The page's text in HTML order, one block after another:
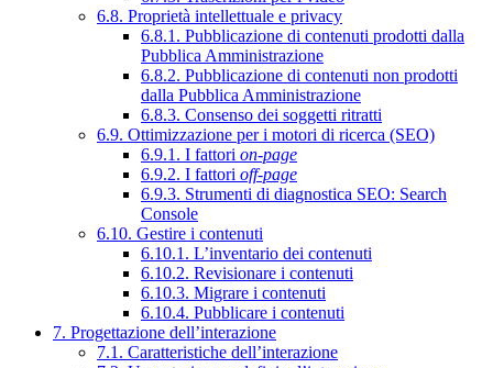
6.8. Proprietà intellettuale e privacy
6.8.1. Pubblicazione di contenuti prodotti dalla
Pubblica Amministrazione
6.8.2. Pubblicazione di contenuti non prodotti
dalla Pubblica Amministrazione
6.8.3. Consenso dei soggetti ritratti
6.9. Ottimizzazione per i motori di ricerca (SEO)
6.9.1. I fattori on-page
6.9.2. I fattori off-page
6.9.3. Strumenti di diagnostica SEO: Search
Console
6.10. Gestire i contenuti
6.10.1. L’inventario dei contenuti
6.10.2. Revisionare i contenuti
6.10.3. Migrare i contenuti
6.10.4. Pubblicare i contenuti
7. Progettazione dell’interazione
7.1. Caratteristiche dell’interazione